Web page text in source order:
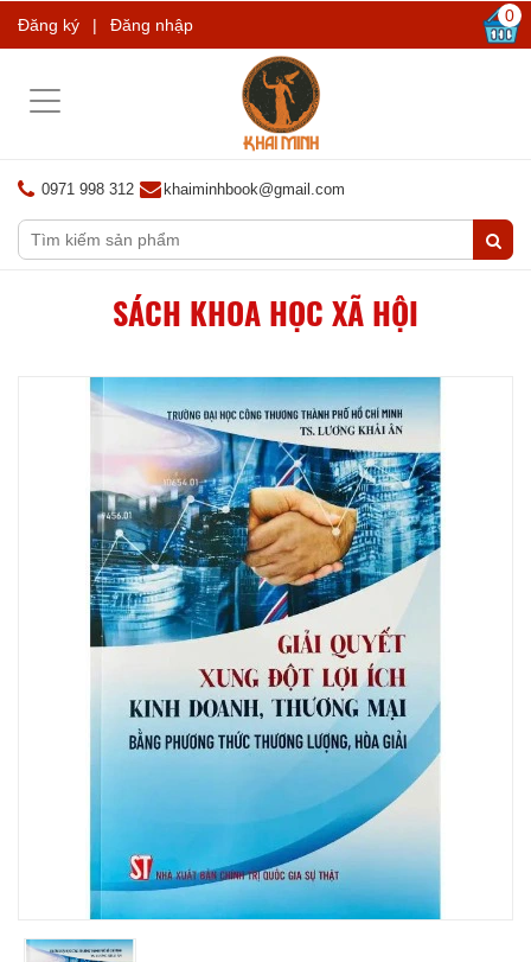
Đăng ký | Đăng nhập 0
Toggle
0971 998 312 khaiminhbook@gmail.com
SÁCH KHOA HỌC XÃ HỘI